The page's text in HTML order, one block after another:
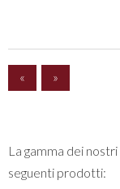
« »
La gamma dei nostri
seguenti prodotti: